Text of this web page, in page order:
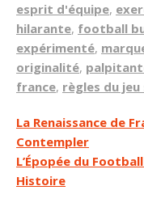
esprit d'équipe,
hilarante, football
expérimenté,
originalité,
france, règles du jeu
Navigation
de
l’article
La Renaissance de
Contempler
L’Épopée du
Histoire